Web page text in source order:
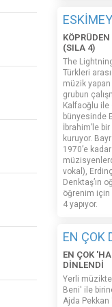
(SILA 4)
The
Türkleri
müzik yapan
grubun
Kalfaoğlu
bünyesinde
İbrahim’le
kuruyor.
1970’e
vokal),
Denktaş’ın
öğrenim için
4 yapıyor.
EN ÇOK
EN ÇOK
DİNLENDİ
Yerli
Beni' ile
Ajda Pekkan